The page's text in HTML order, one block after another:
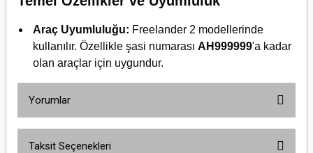
Araç Uyumluluğu: Freelander 2 modellerinde
kullanılır. Özellikle şasi numarası AH999999'a kadar
olan araçlar için uygundur.
Yorumlar
Taksit Seçenekleri